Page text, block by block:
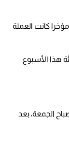
كانت العملة
ارتفع سعرها بنحو 160 بالمئة هذا الأسبوع
الجمعة، بعد